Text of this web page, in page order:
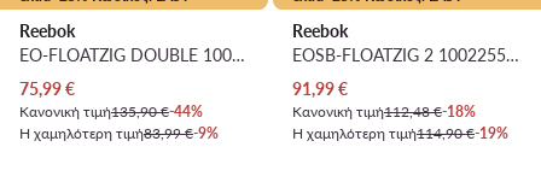
Reebok
EO-FLOATZIG DOUBLE 100244469 · Παπούτσια για Τρέξιμο
Τρέχουσα τιμή
75,99€
Κανονική τιμή135,90 €-44%
Η χαμηλότερη τιμή83,99 €-9%
Reebok
EOSB-FLOATZIG 2 100225508 · Παπούτσια για Τρέξιμο
Τρέχουσα τιμή
91,99€
Κανονική τιμή112,48 €-18%
Η χαμηλότερη τιμή114,90 €-19%